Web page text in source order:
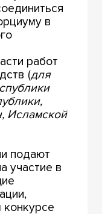
в
работ
(для
Исламской
подают
участие в